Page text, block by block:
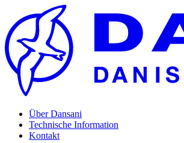
Über Dansani
Technische Information
Kontakt